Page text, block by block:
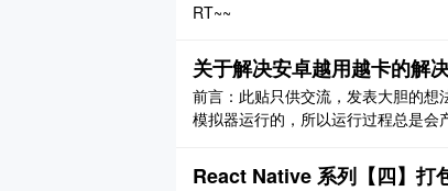
RT~~
关于解决安卓越用越卡的解
前言：此贴只供交流，发表大胆的
模拟器运行的，所以运行过程总是
去关闭 app，导致如果内存不够，硬
React Native 系列【四】打